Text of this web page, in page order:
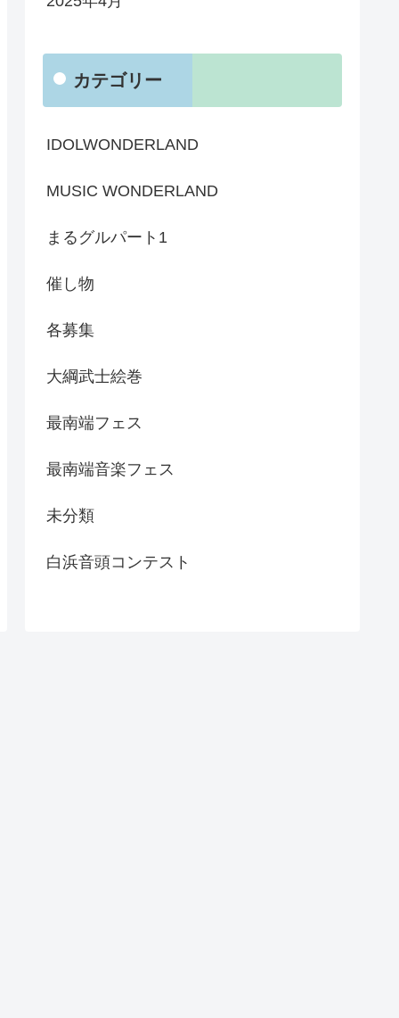
カテゴリー
IDOLWONDERLAND
MUSIC WONDERLAND
まるグルパート1
催し物
各募集
大綱武士絵巻
最南端フェス
最南端音楽フェス
未分類
白浜音頭コンテスト